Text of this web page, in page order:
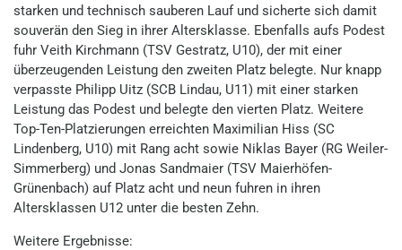
starken und technisch sauberen Lauf und sicherte sich damit
souverän den Sieg in ihrer Altersklasse. Ebenfalls aufs Podest
fuhr Veith Kirchmann (TSV Gestratz, U10), der mit einer
überzeugenden Leistung den zweiten Platz belegte. Nur knapp
verpasste Philipp Uitz (SCB Lindau, U11) mit einer starken
Leistung das Podest und belegte den vierten Platz. Weitere
Top-Ten-Platzierungen erreichten Maximilian Hiss (SC
Lindenberg, U10) mit Rang acht sowie Niklas Bayer (RG Weiler-
Simmerberg) und Jonas Sandmaier (TSV Maierhöfen-
Grünenbach) auf Platz acht und neun fuhren in ihren
Altersklassen U12 unter die besten Zehn.
Weitere Ergebnisse: